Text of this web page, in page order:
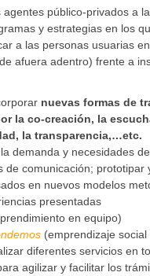
agentes público-privados a
y estrategias en los
a las personas usuarias
afuera adentro) frente a
nuevas formas de
la co-creación, la
la transparencia,…etc.
demanda y necesidades
de comunicación; prototipar
en nuevos modelos
presentadas
en equipo)
(emprendizaje social
diferentes servicios en
agilizar y facilitar los